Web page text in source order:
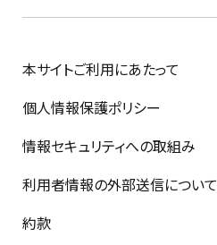
本サイトご利用にあたって
個人情報保護ポリシー
情報セキュリティへの取組み
利用者情報の外部送信について
約款